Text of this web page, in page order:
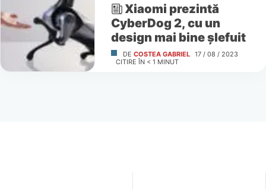
Xiaomi prezintă
CyberDog 2, cu un
design mai bine şlefuit
DE COSTEA GABRIEL 17 / 08 / 2023
CITIRE ÎN < 1 MINUT